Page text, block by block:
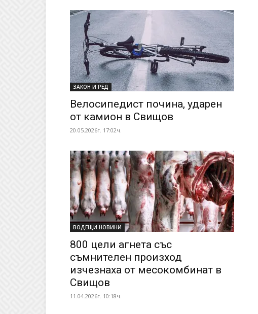
ЗАКОН И РЕД
Велосипедист почина, ударен
от камион в Свищов
20.05.2026г. 17:02ч.
ВОДЕЩИ НОВИНИ
800 цели агнета със
съмнителен произход
изчезнаха от месокомбинат в
Свищов
11.04.2026г. 10:18ч.